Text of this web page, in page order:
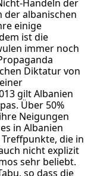
Handeln der
der albanischen
einige
ist die
immer noch
Diktatur von
gilt Albanien
Über 50%
Neigungen
in Albanien
die in
nicht explizit
sehr beliebt.
so dass die